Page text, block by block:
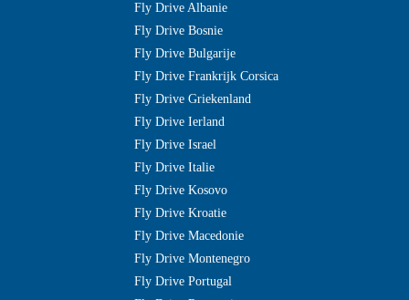
Fly Drive Albanie
Fly Drive Bosnie
Fly Drive Bulgarije
Fly Drive Frankrijk Corsica
Fly Drive Griekenland
Fly Drive Ierland
Fly Drive Israel
Fly Drive Italie
Fly Drive Kosovo
Fly Drive Kroatie
Fly Drive Macedonie
Fly Drive Montenegro
Fly Drive Portugal